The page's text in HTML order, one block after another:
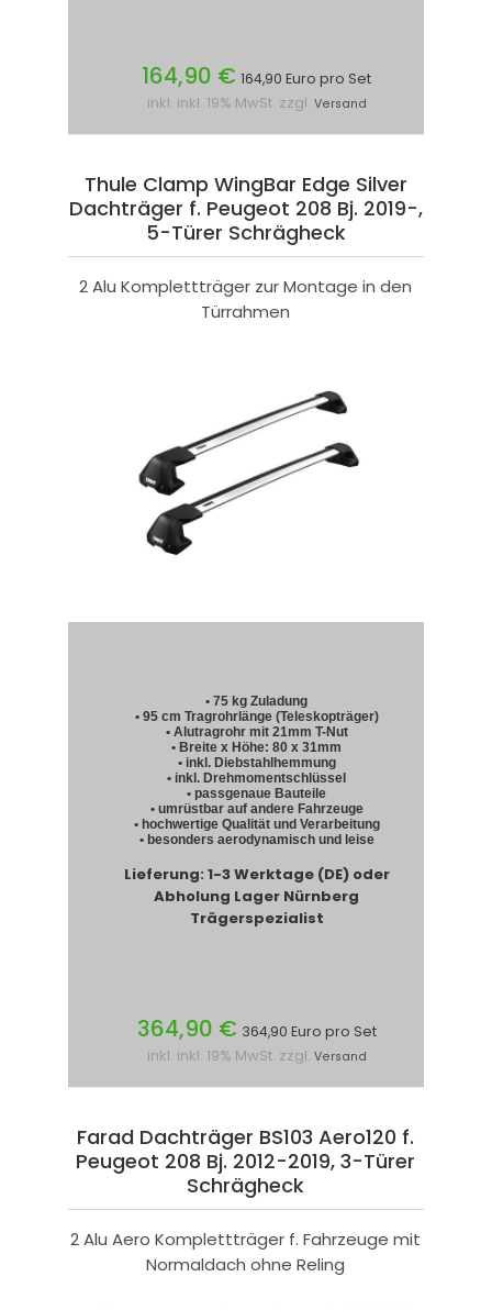
164,90 € 164,90 Euro pro Set
inkl. inkl. 19% MwSt. zzgl. Versand
Thule Clamp WingBar Edge Silver
Dachträger f. Peugeot 208 Bj. 2019-,
5-Türer Schrägheck
2 Alu Komplettträger zur Montage in den
Türrahmen
• 75 kg Zuladung
• 95 cm Tragrohrlänge (Teleskopträger)
• Alutragrohr mit 21mm T-Nut
• Breite x Höhe: 80 x 31mm
• inkl. Diebstahlhemmung
• inkl. Drehmomentschlüssel
• passgenaue Bauteile
• umrüstbar auf andere Fahrzeuge
• hochwertige Qualität und Verarbeitung
• besonders aerodynamisch und leise
Lieferung: 1-3 Werktage (DE) oder
Abholung Lager Nürnberg
Trägerspezialist
364,90 € 364,90 Euro pro Set
inkl. inkl. 19% MwSt. zzgl. Versand
Farad Dachträger BS103 Aero120 f.
Peugeot 208 Bj. 2012-2019, 3-Türer
Schrägheck
2 Alu Aero Komplettträger f. Fahrzeuge mit
Normaldach ohne Reling